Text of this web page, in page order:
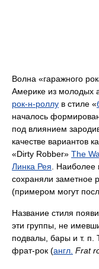
Волна «гаражного
Америке из молодых
рок-н-роллу в стиле «
началось
под влиянием
качестве вариантов
«Dirty Robber» The
Линка Рея. Наиболее
сохраняли заметное
(примером могут
Название стиля
эти группы, не
подвалы, бары и т. п.
фрат-рок (англ. Frat